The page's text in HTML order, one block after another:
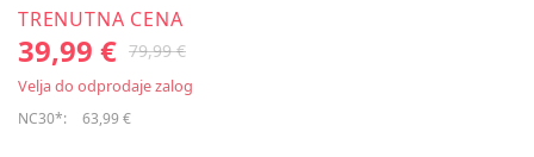
TRENUTNA CENA
39,99 € 79,99 €
Velja do odprodaje zalog
NC30*: 63,99 €